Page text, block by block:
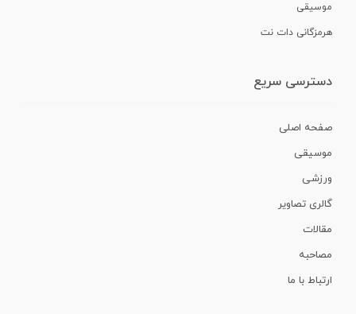
موسیقی
هرمزگانی دات نت
دسترسی سریع
صفحه اصلی
موسیقی
ورزشی
گالری تصاویر
مقالات
مصاحبه
ارتباط با ما